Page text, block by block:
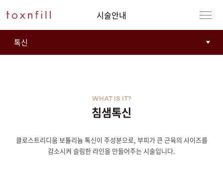
시술안내
침샘톡신
WHAT IS IT?
클로스트리디움 보튤리늄 톡신이 주성분으로, 부피가 큰 근육의 사이즈를
감소시켜 슬림한 라인을 만들어주는 시술입니다.